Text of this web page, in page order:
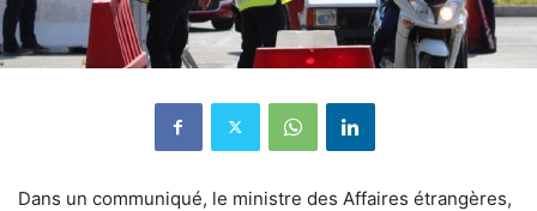
Dans un communiqué, le ministre des Affaires étrangères,